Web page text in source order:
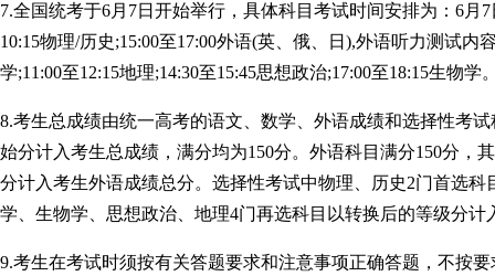
7.全国统考于6月7日开始举行，具体科目考试时间安排为：6月7
10:15物理/历史;15:00至17:00外语(英、俄、日),外语听力测试内
学;11:00至12:15地理;14:30至15:45思想政治;17:00至18:15生物学
8.考生总成绩由统一高考的语文、数学、外语成绩和选择性考
始分计入考生总成绩，满分均为150分。外语科目满分150分，
分计入考生外语成绩总分。选择性考试中物理、历史2门首选
学、生物学、思想政治、地理4门再选科目以转换后的等级分计
9.考生在考试时须按有关答题要求和注意事项正确答题，不按